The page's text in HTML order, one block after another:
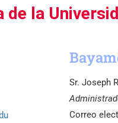
la
Sr. Joseph
Correo